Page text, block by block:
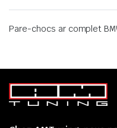
Pare-chocs ar complet